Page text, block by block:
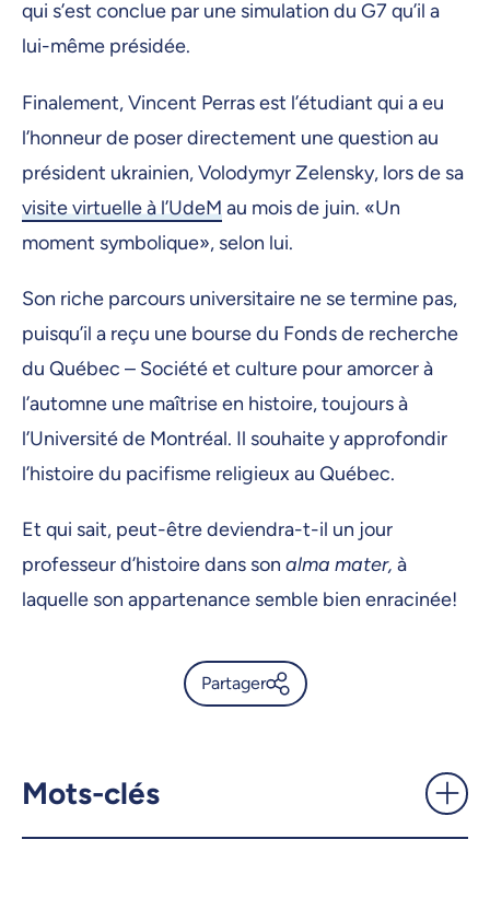
qui s’est conclue par une simulation du G7 qu’il a
lui-même présidée.
Finalement, Vincent Perras est l’étudiant qui a eu
l’honneur de poser directement une question au
président ukrainien, Volodymyr Zelensky, lors de sa
visite virtuelle à l’UdeM au mois de juin. «Un
moment symbolique», selon lui.
Son riche parcours universitaire ne se termine pas,
puisqu’il a reçu une bourse du Fonds de recherche
du Québec – Société et culture pour amorcer à
l’automne une maîtrise en histoire, toujours à
l’Université de Montréal. Il souhaite y approfondir
l’histoire du pacifisme religieux au Québec.
Et qui sait, peut-être deviendra-t-il un jour
professeur d’histoire dans son alma mater, à
laquelle son appartenance semble bien enracinée!
Partager
Mots-clés